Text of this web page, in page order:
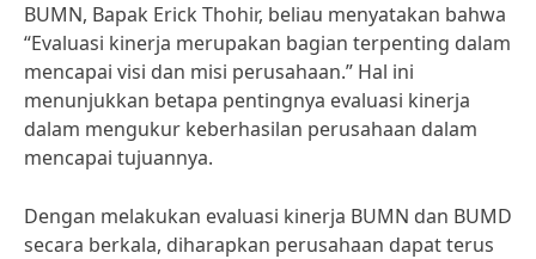
BUMN, Bapak Erick Thohir, beliau menyatakan bahwa
“Evaluasi kinerja merupakan bagian terpenting dalam
mencapai visi dan misi perusahaan.” Hal ini
menunjukkan betapa pentingnya evaluasi kinerja
dalam mengukur keberhasilan perusahaan dalam
mencapai tujuannya.
Dengan melakukan evaluasi kinerja BUMN dan BUMD
secara berkala, diharapkan perusahaan dapat terus